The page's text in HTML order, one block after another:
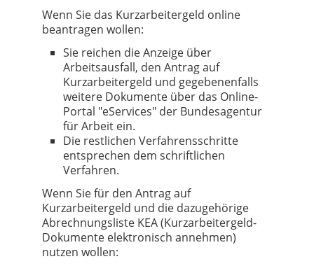
Wenn Sie das Kurzarbeitergeld online
beantragen wollen:
Sie reichen die Anzeige über
Arbeitsausfall, den Antrag auf
Kurzarbeitergeld und gegebenenfalls
weitere Dokumente über das Online-
Portal "eServices" der Bundesagentur
für Arbeit ein.
Die restlichen Verfahrensschritte
entsprechen dem schriftlichen
Verfahren.
Wenn Sie für den Antrag auf
Kurzarbeitergeld und die dazugehörige
Abrechnungsliste KEA (Kurzarbeitergeld-
Dokumente elektronisch annehmen)
nutzen wollen: